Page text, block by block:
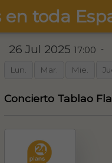
toda
26 Jul 2025 17:00 -
Lun. Mar. Mie.
Concierto Tablao